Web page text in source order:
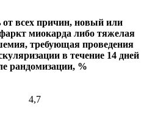
от всех причин, новый или
миокарда либо тяжелая
требующая проведения
в течение 14 дней
рандомизации, %
4,7